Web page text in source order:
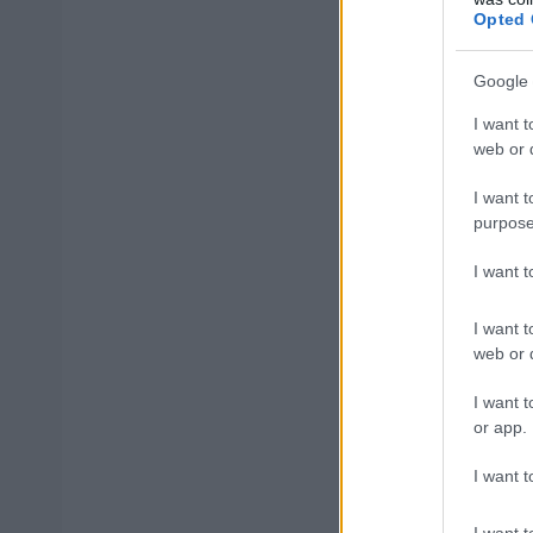
Opted
Google
I want
web or
I want
I want
I want
web or
I want
or app.
I want
ΑΣΕΠ: Εξ
μέρες
Μάθε